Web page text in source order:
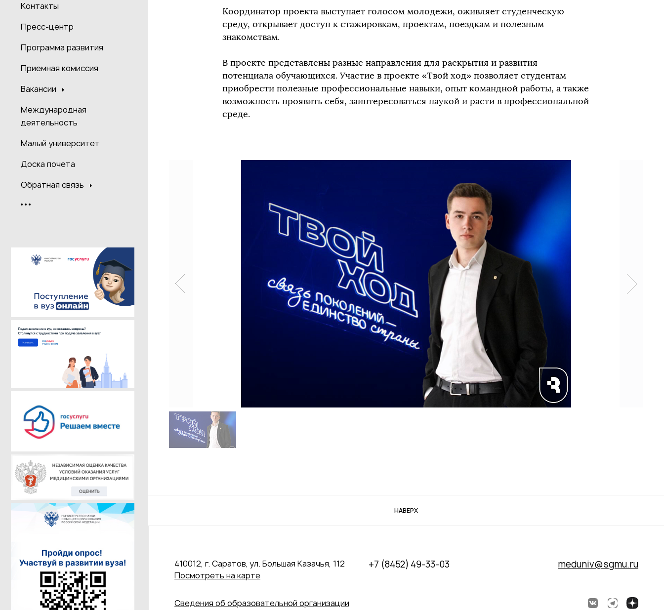
Контакты
Пресс-центр
Программа развития
Приемная комиссия
Вакансии
Международная
деятельность
Малый университет
Доска почета
Обратная связь
Координатор проекта выступает голосом молодежи, оживляет студенческую
среду, открывает доступ к стажировкам, проектам, поездкам и полезным
знакомствам.
В проекте представлены разные направления для раскрытия и развития
потенциала обучающихся. Участие в проекте «Твой ход» позволяет студентам
приобрести полезные профессиональные навыки, опыт командной работы, а также
возможность проявить себя, заинтересоваться наукой и расти в профессиональной
среде.
НАВЕРХ
410012, г. Саратов, ул. Большая Казачья, 112
Посмотреть на карте
+7 (8452) 49-33-03 meduniv@sgmu.ru
Сведения об образовательной организации